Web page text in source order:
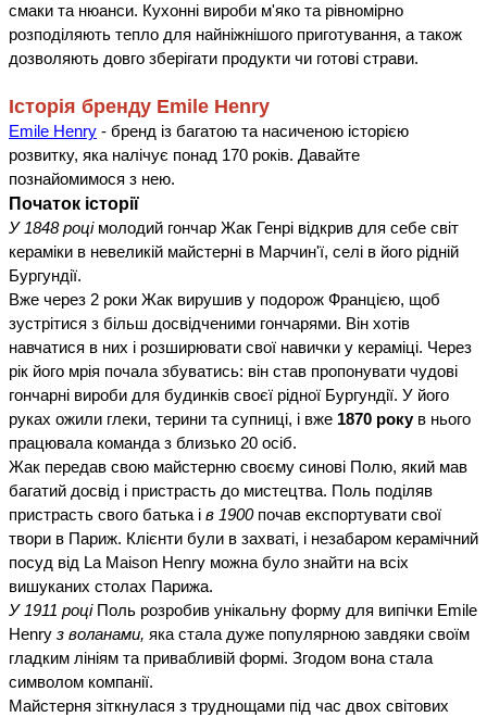
смаки та нюанси. Кухонні вироби м'яко та рівномірно
розподіляють тепло для найніжнішого приготування, а також
дозволяють довго зберігати продукти чи готові страви.
Історія бренду Emile Henry
Emile Henry - бренд із багатою та насиченою історією
розвитку, яка налічує понад 170 років. Давайте
познайомимося з нею.
Початок історії
У 1848 роцімолодий гончар Жак Генрі відкрив для себе світ
кераміки в невеликій майстерні в Марчин'ї, селі в його рідній
Бургундії.
Вже через 2 роки Жак вирушив у подорож Францією, щоб
зустрітися з більш досвідченими гончарями. Він хотів
навчатися в них і розширювати свої навички у кераміці. Через
рік його мрія почала збуватись: він став пропонувати чудові
гончарні вироби для будинків своєї рідної Бургундії. У його
руках ожили глеки, терини та супниці, і вже 1870 рокув нього
працювала команда з близько 20 осіб.
Жак передав свою майстерню своєму синові Полю, який мав
багатий досвід і пристрасть до мистецтва. Поль поділяв
пристрасть свого батька і в 1900почав експортувати свої
твори в Париж. Клієнти були в захваті, і незабаром керамічний
посуд від La Maison Henry можна було знайти на всіх
вишуканих столах Парижа.
У 1911 роціПоль розробив унікальну форму для випічки Emile
Henry з воланами, яка стала дуже популярною завдяки своїм
гладким лініям та привабливій формі. Згодом вона стала
символом компанії.
Майстерня зіткнулася з труднощами під час двох світових